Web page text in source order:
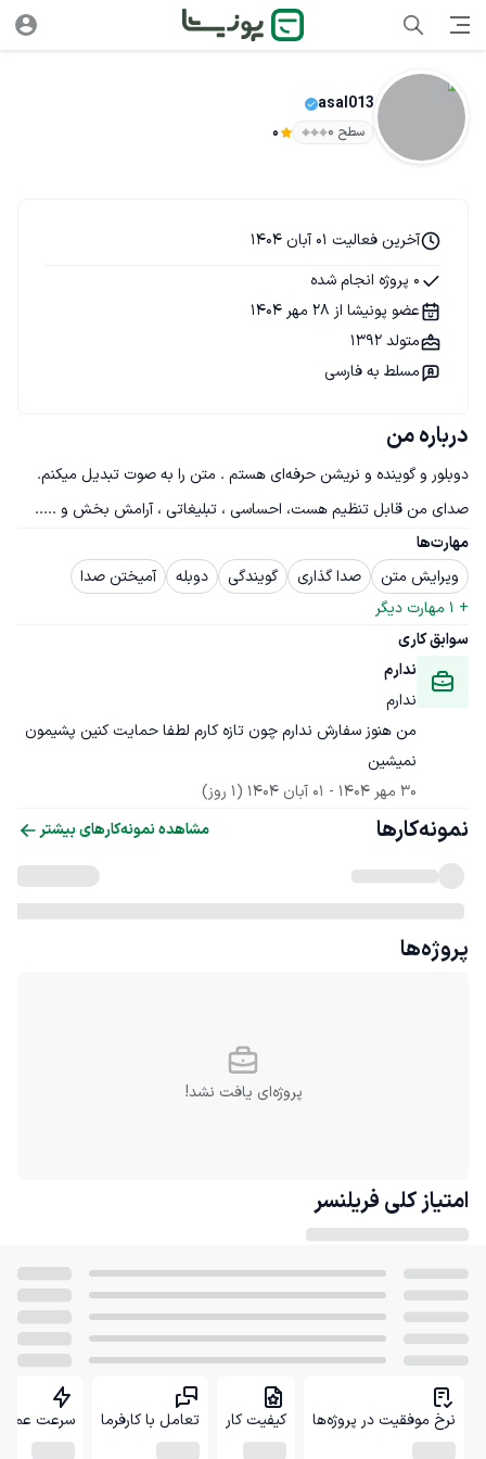
asal013
سطح ۰ 0
درباره من
دوبلور و گوینده و نریشن حرفه‌ای هستم . متن را به صوت تبدیل میکنم.
صدای من قابل تنظیم هست، احساسی ، تبلیغاتی ، آرامش بخش و .....
مهارت‌ها
ویرایش متن
صدا گذاری گویندگی دوبله
آمیختن صدا
+
1 مهارت دیگر
سوابق کاری
ندارم
ندارم
من هنوز سفارش ندارم چون تازه کارم لطفا حمایت کنین پشیمون
نمیشین
30 مهر 1404
- 01 آبان 1404 (1 روز)
آخرین فعالیت 01 آبان 1404
0 پروژه انجام شده
عضو پونیشا از 28 مهر 1404
متولد 1392
مسلط به فارسی
نمونه‌کارها مشاهده نمونه‌کارهای بیشتر
پروژه‌ها
پروژه‌ای یافت نشد!
امتیاز کلی فریلنسر
نرخ موفقیت در پروژه‌ها کیفیت کار تعامل با کارفرما سرعت عمل